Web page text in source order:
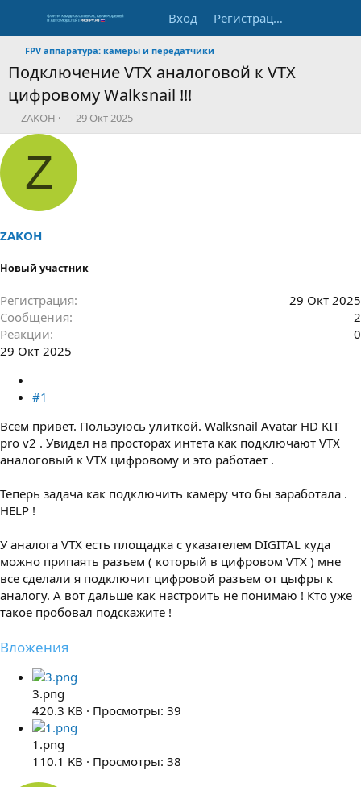
Вход Регистрация
FPV аппаратура: камеры и передатчики
Подключение VTX аналоговой к VTX
цифровому Walksnail !!!
А
в
е
ы
ZAKOH
Д
а
а
н
а
29 Окт 2025
Z
ZAKOH
Новый участник
Регистрация
29 Окт 2025
Сообщения
2
Реакции
0
29 Окт 2025
#1
Всем привет. Пользуюсь улиткой. Walksnail Avatar HD KIT
pro v2 . Увидел на просторах интета как подключают VTX
аналоговый к VTX цифровому и это работает .
Теперь задача как подключить камеру что бы заработала .
HELP !
У аналога VTX есть площадка с указателем DIGITAL куда
можно припаять разъем ( который в цифровом VTX ) мне
все сделали я подключит цифровой разъем от цыфры к
аналогу. А вот дальше как настроить не понимаю ! Кто уже
такое пробовал подскажите !
Вложения
3.png
420.3 KB · Просмотры: 39
1.png
110.1 KB · Просмотры: 38